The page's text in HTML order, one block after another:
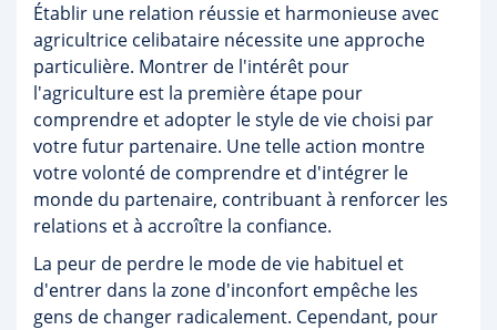
Établir une relation réussie et harmonieuse avec
agricultrice celibataire nécessite une approche
particulière. Montrer de l'intérêt pour
l'agriculture est la première étape pour
comprendre et adopter le style de vie choisi par
votre futur partenaire. Une telle action montre
votre volonté de comprendre et d'intégrer le
monde du partenaire, contribuant à renforcer les
relations et à accroître la confiance.
La peur de perdre le mode de vie habituel et
d'entrer dans la zone d'inconfort empêche les
gens de changer radicalement. Cependant, pour